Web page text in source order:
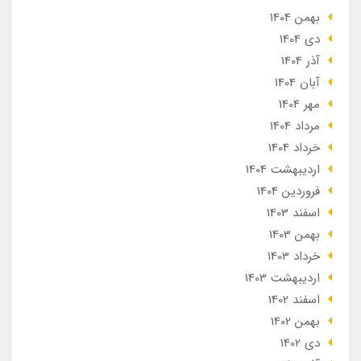
بهمن 1404
دی 1404
آذر 1404
آبان 1404
مهر 1404
مرداد 1404
خرداد 1404
ارديبهشت 1404
فروردین 1404
اسفند 1403
بهمن 1403
خرداد 1403
ارديبهشت 1403
اسفند 1402
بهمن 1402
دی 1402